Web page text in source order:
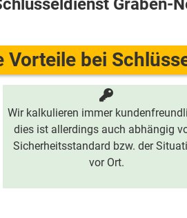
Graben-
Vorteile bei
Wir kalkulieren immer
dies ist allerdings auch abhängig
Sicherheitsstandard bzw. der
vor Ort.